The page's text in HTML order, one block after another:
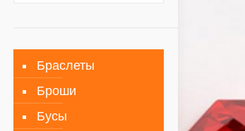
Браслеты
Броши
Бусы